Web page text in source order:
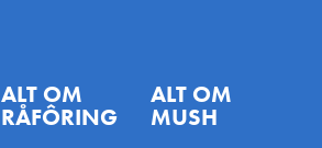
ALT OM
RÅFÔRING
ALT OM
MUSH